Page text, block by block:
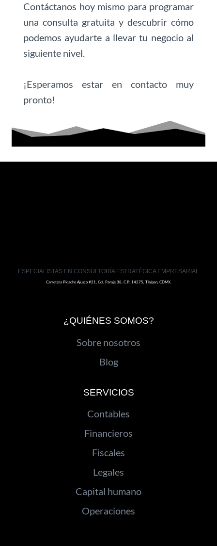
Contáctanos hoy mismo para programar
una consulta gratuita y descubrir cómo
podemos ayudarte a llevar tu negocio al
siguiente nivel.
¡Esperamos estar en contacto muy
pronto!
ESPECIALISTAS EN CONSULTORÍA ESTRATÉGICA EMPRESARIAL
Carretera Picacho Ajusco #21, Col. Paraje 38, C.P: 14275, Tlalpan, CDMX.
¿QUIÉNES SOMOS?
Sobre nosotros
Blog
SERVICIOS
Contables
Financieros
Fiscales
Legales
Capital humano
Operaciones